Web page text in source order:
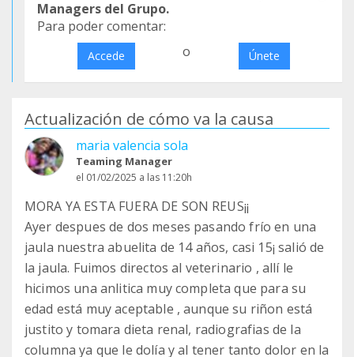
Managers del Grupo.
Para poder comentar:
Accede o Únete
Actualización de cómo va la causa
maria valencia sola
Teaming Manager
el 01/02/2025 a las 11:20h
MORA YA ESTA FUERA DE SON REUS¡¡
Ayer despues de dos meses pasando frío en una
jaula nuestra abuelita de 14 años, casi 15¡ salió de
la jaula. Fuimos directos al veterinario , allí le
hicimos una anlitica muy completa que para su
edad está muy aceptable , aunque su riñon está
justito y tomara dieta renal, radiografias de la
columna ya que le dolía y al tener tanto dolor en la